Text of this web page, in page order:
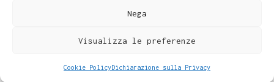
Nega
Visualizza le preferenze
Cookie PolicyDichiarazione sulla Privacy